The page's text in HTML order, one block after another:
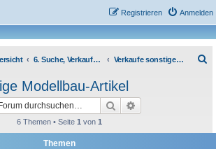
Anmelden
Registrieren
6. Suche, Verkaufe und Tausche Verkaufe sonstige Modellbau-Artikel
Modellbau-Artikel
Suche
6 Themen • Seite 1 von 1
Themen